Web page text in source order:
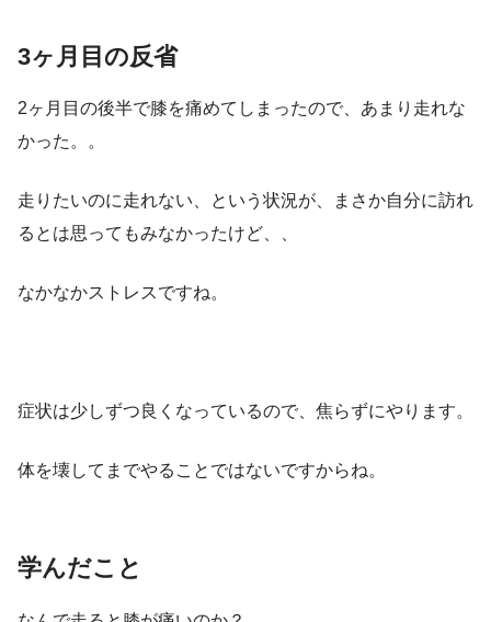
3ヶ月目の反省
2ヶ月目の後半で膝を痛めてしまったので、あまり走れな
かった。。
走りたいのに走れない、という状況が、まさか自分に訪れ
るとは思ってもみなかったけど、、
なかなかストレスですね。
症状は少しずつ良くなっているので、焦らずにやります。
体を壊してまでやることではないですからね。
学んだこと